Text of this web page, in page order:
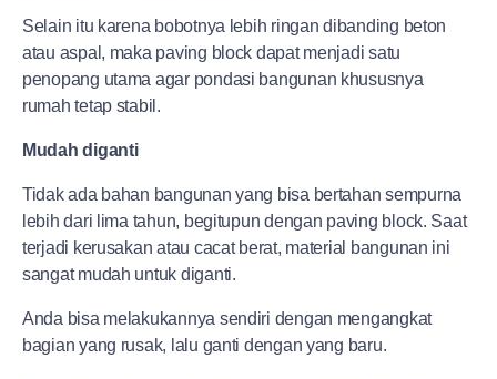
Selain itu karena bobotnya lebih ringan dibanding beton
atau aspal, maka paving block dapat menjadi satu
penopang utama agar pondasi bangunan khususnya
rumah tetap stabil.
Mudah diganti
Tidak ada bahan bangunan yang bisa bertahan sempurna
lebih dari lima tahun, begitupun dengan paving block. Saat
terjadi kerusakan atau cacat berat, material bangunan ini
sangat mudah untuk diganti.
Anda bisa melakukannya sendiri dengan mengangkat
bagian yang rusak, lalu ganti dengan yang baru.